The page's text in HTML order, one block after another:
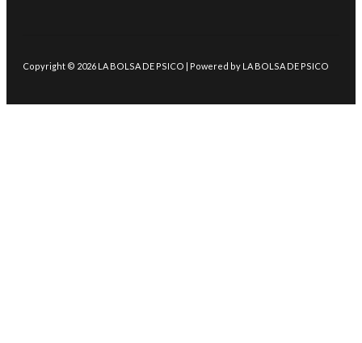
Copyright © 2026 LA BOLSA DE PSICO | Powered by LA BOLSA DE PSICO